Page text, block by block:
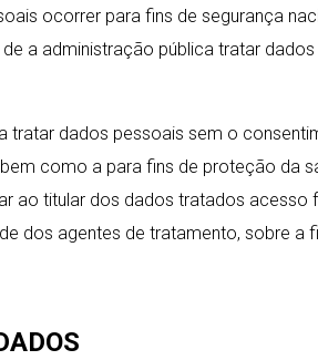
ocorrer para fins de segurança
a administração pública tratar
tratar dados pessoais sem o
como a para fins de proteção da
ao titular dos dados tratados
agentes de tratamento, sobre a